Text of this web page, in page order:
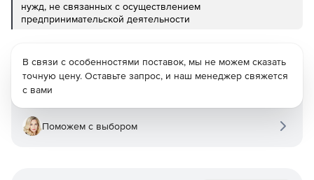
нужд, не связанных с осуществлением
предпринимательской деятельности
В связи с особенностями поставок, мы не можем сказать
точную цену. Оставьте запрос, и наш менеджер свяжется
с вами
Поможем с выбором